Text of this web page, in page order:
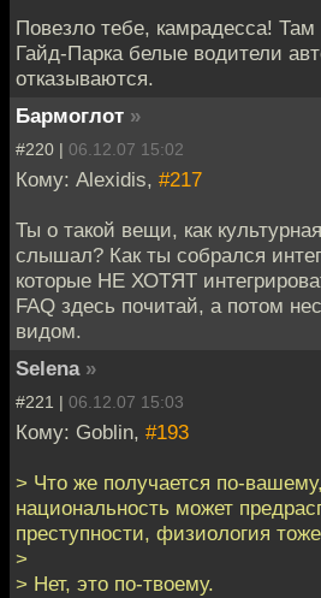
Повезло тебе, камрадесса!
Гайд-Парка белые водители
отказываются.
Бармоглот »
#220 | 06.12.07 15:02
Кому: Alexidis, #217
Ты о такой вещи, как
слышал? Как ты собрался
которые НЕ ХОТЯТ
FAQ здесь почитай, а потом
видом.
Selena »
#221 | 06.12.07 15:03
Кому: Goblin, #193
> Что же получается по-
национальность может
преступности, физиология
>
> Нет, это по-твоему.